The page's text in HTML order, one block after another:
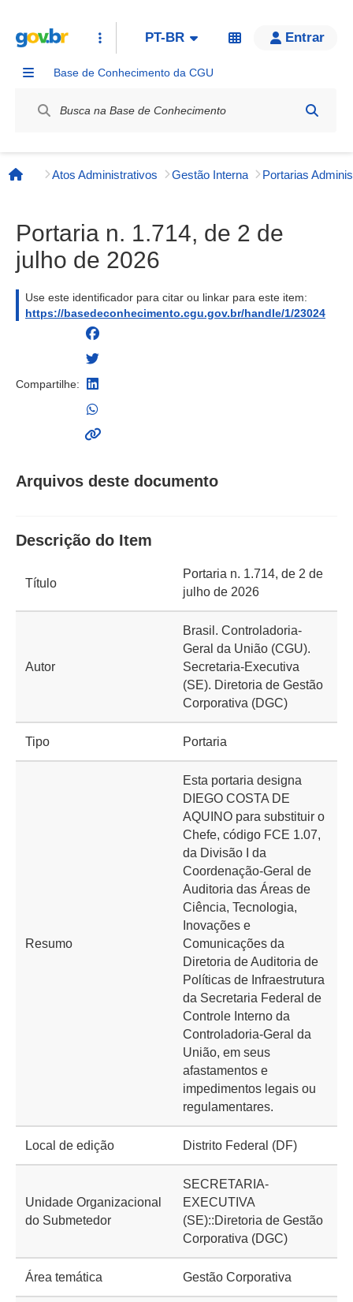
PT-BR Entrar
Base de Conhecimento da CGU
Página inicial
Atos Administrativos Gestão Interna
Portaria n. 1.714, de 2 de
julho de 2026
Use este identificador para citar ou linkar para este item:
https://basedeconhecimento.cgu.gov.br/handle/1/23024
Compartilhe:
Arquivos deste documento
Descrição do Item
Título
Portaria n. 1.714, de 2 de
julho de 2026
Autor
Brasil. Controladoria-
Geral da União (CGU).
Secretaria-Executiva
(SE). Diretoria de Gestão
Corporativa (DGC)
Tipo Portaria
Resumo
Esta portaria designa
DIEGO COSTA DE
AQUINO para substituir o
Chefe, código FCE 1.07,
da Divisão I da
Coordenação-Geral de
Auditoria das Áreas de
Ciência, Tecnologia,
Inovações e
Comunicações da
Diretoria de Auditoria de
Políticas de Infraestrutura
da Secretaria Federal de
Controle Interno da
Controladoria-Geral da
União, em seus
afastamentos e
impedimentos legais ou
regulamentares.
Local de edição Distrito Federal (DF)
Unidade Organizacional
do Submetedor
SECRETARIA-
EXECUTIVA
(SE)::Diretoria de Gestão
Corporativa (DGC)
Área temática Gestão Corporativa